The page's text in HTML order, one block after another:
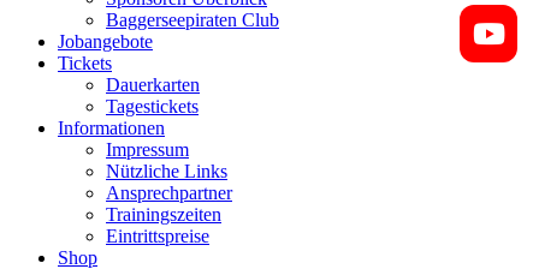
Baggerseepiraten Club
Jobangebote
Tickets
Dauerkarten
Tagestickets
Informationen
Impressum
Nützliche Links
Ansprechpartner
Trainingszeiten
Eintrittspreise
Shop